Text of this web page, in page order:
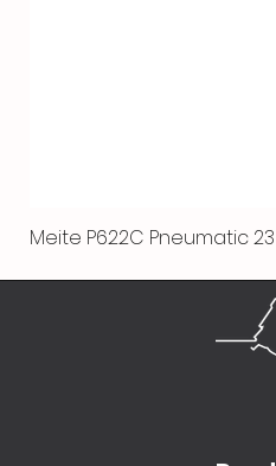
Meite P622C Pneumatic